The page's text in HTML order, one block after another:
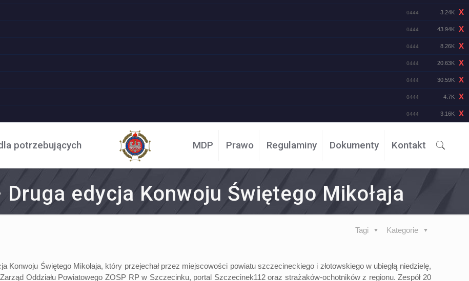
0444 3.24K
X
0444 43.94K
X
0444 8.26K
X
0444 20.63K
X
0444 30.59K
X
0444 4.7K
X
0444 3.16K X
potrzebujących MDP Prawo Regulaminy Dokumenty Kontakt
edycja Konwoju Świętego Mikołaja
Kategorie
Tagi
Konwoju Świętego Mikołaja, który przejechał przez miejscowości powiatu szczecineckiego i złotowskiego w ubiegłą niedzielę,
Oddziału Powiatowego ZOSP RP w Szczecinku, portal Szczecinek112 oraz strażaków-ochotników z regionu. Zespół 20